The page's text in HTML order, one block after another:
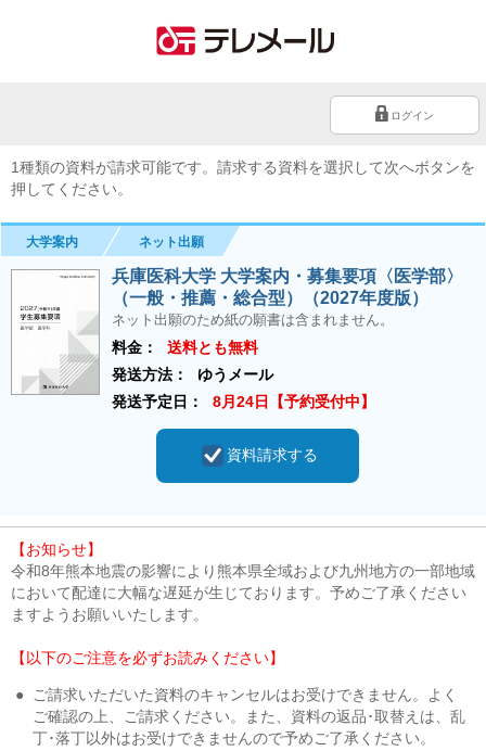
ログイン
1種類の資料が請求可能です。請求する資料を選択して次へボタンを
押してください。
大学案内 ネット出願
兵庫医科大学 大学案内・募集要項〈医学部〉
（一般・推薦・総合型）（2027年度版）
ネット出願のため紙の願書は含まれません。
料金：
送料とも無料
発送方法：
ゆうメール
発送予定日：
8月24日【予約受付中】
資料請求する
【お知らせ】
令和8年熊本地震の影響により熊本県全域および九州地方の一部地域
において配達に大幅な遅延が生じております。予めご了承ください
ますようお願いいたします。
【以下のご注意を必ずお読みください】
●
ご請求いただいた資料のキャンセルはお受けできません。よく
ご確認の上、ご請求ください。また、資料の返品･取替えは、乱
丁･落丁以外はお受けできませんので予めご了承ください。